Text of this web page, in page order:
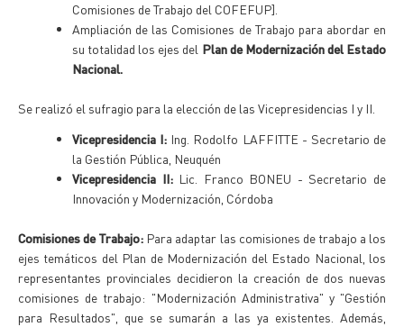
Comisiones de Trabajo del COFEFUP].
Ampliación de las Comisiones de Trabajo para abordar en
su totalidad los ejes del Plan de Modernización del Estado
Nacional.
Se realizó el sufragio para la elección de las Vicepresidencias I y II.
Vicepresidencia I: Ing. Rodolfo LAFFITTE - Secretario de
la Gestión Pública, Neuquén
Vicepresidencia II:Lic. Franco BONEU - Secretario de
Innovación y Modernización, Córdoba
Comisiones de Trabajo: Para adaptar las comisiones de trabajo a los
ejes temáticos del Plan de Modernización del Estado Nacional, los
representantes provinciales decidieron la creación de dos nuevas
comisiones de trabajo: "Modernización Administrativa" y "Gestión
para Resultados", que se sumarán a las ya existentes. Además,